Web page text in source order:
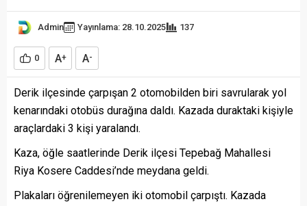
Admin Yayınlama: 28.10.2025 137
0 A+ A-
Derik ilçesinde çarpışan 2 otomobilden biri savrularak yol
kenarındaki otobüs durağına daldı. Kazada duraktaki kişiyle
araçlardaki 3 kişi yaralandı.
Kaza, öğle saatlerinde Derik ilçesi Tepebağ Mahallesi
Riya Kosere Caddesi’nde meydana geldi.
Plakaları öğrenilemeyen iki otomobil çarpıştı. Kazada